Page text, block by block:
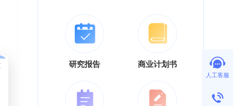
研究报告 商业计划书
人工客服